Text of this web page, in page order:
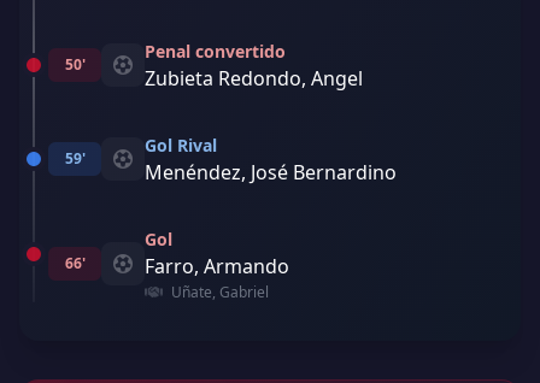
50'
Penal convertido
Zubieta Redondo, Angel
59'
Gol Rival
Menéndez, José Bernardino
66'
Gol
Farro, Armando
Uñate, Gabriel